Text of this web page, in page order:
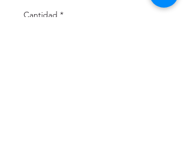
Cantidad *